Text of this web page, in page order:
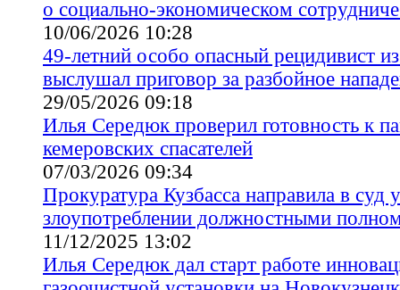
о социально-экономическом
10/06/2026 10:28
49-летний особо опасный рецидивист
выслушал приговор за разбойное
29/05/2026 09:18
Илья Середюк проверил готовность к
кемеровских спасателей
07/03/2026 09:34
Прокуратура Кузбасса направила в суд
злоупотреблении должностными
11/12/2025 13:02
Илья Середюк дал старт работе